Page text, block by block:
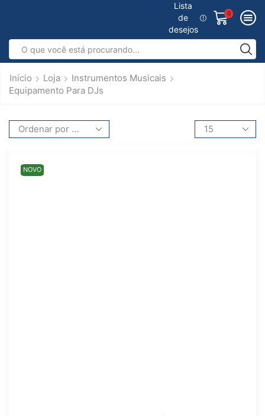
Lista
de
desejos
0
Início Loja
Instrumentos Musicais
Equipamento Para DJs
NOVO